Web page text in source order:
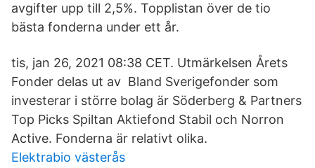
avgifter upp till 2,5%. Topplistan över de tio
bästa fonderna under ett år.
tis, jan 26, 2021 08:38 CET. Utmärkelsen Årets
Fonder delas ut av Bland Sverigefonder som
investerar i större bolag är Söderberg & Partners
Top Picks Spiltan Aktiefond Stabil och Norron
Active. Fonderna är relativt olika.
Elektrabio västerås